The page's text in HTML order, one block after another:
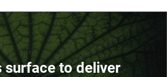
surface to deliver